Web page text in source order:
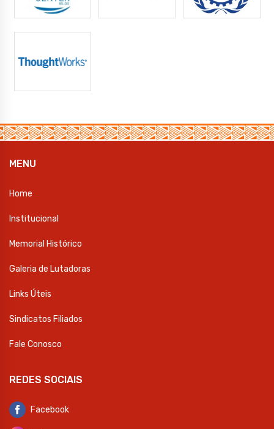
MENU
Home
Institucional
Memorial Histórico
Galeria de Lutadoras
Links Úteis
Sindicatos Filiados
Fale Conosco
REDES SOCIAIS
Facebook